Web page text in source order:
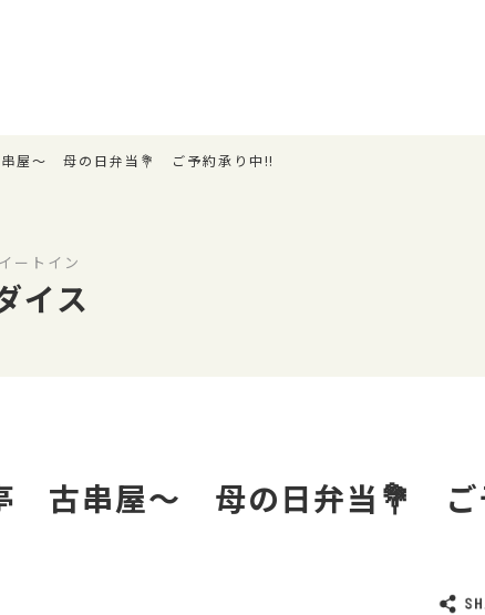
古串屋～ 母の日弁当💐 ご予約承り中‼️
ートイン
イス
古串屋～ 母の日弁当💐 ご
‼️